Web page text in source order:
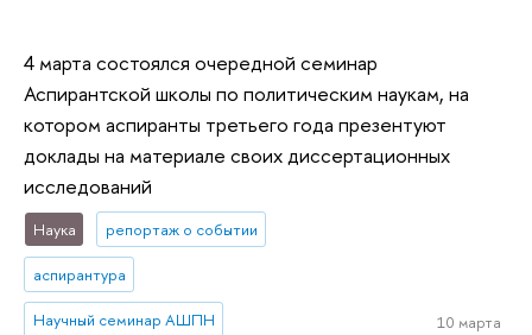
4 марта состоялся очередной семинар
Аспирантской школы по политическим наукам, на
котором аспиранты третьего года презентуют
доклады на материале своих диссертационных
исследований
Наука репортаж о событии
аспирантура
Научный семинар АШПН 10 марта